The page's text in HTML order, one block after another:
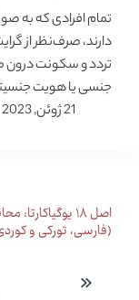
تمام افرادی که به
دارند، صرف‌نظر از
تردد و سکونت درون
جنسی یا هویت
21 ژوئن, 2023
اصل ۱۸
(فارسی، تورکی و